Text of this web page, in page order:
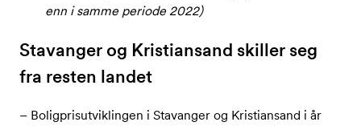
enn i samme periode 2022)
Stavanger og Kristiansand skiller seg
fra resten landet
– Boligprisutviklingen i Stavanger og Kristiansand i år